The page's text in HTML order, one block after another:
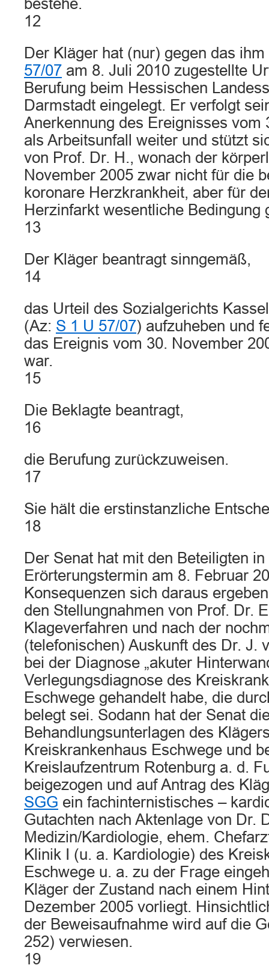
bestehe.
12
Der Kläger hat (nur) gegen das
57/07 am 8. Juli 2010 zugestellte
Berufung beim Hessischen
Darmstadt eingelegt. Er verfolgt
Anerkennung des Ereignisses vom
als Arbeitsunfall weiter und stützt
von Prof. Dr. H., wonach der
November 2005 zwar nicht für die
koronare Herzkrankheit, aber für
Herzinfarkt wesentliche Bedingung
13
Der Kläger beantragt sinngemäß,
14
das Urteil des Sozialgerichts
(Az: S 1 U 57/07) aufzuheben und
das Ereignis vom 30. November
war.
15
Die Beklagte beantragt,
16
die Berufung zurückzuweisen.
17
Sie hält die erstinstanzliche
18
Der Senat hat mit den Beteiligten
Erörterungstermin am 8. Februar
Konsequenzen sich daraus
den Stellungnahmen von Prof. Dr.
Klageverfahren und nach der
(telefonischen) Auskunft des Dr. J.
bei der Diagnose „akuter
Verlegungsdiagnose des
Eschwege gehandelt habe, die
belegt sei. Sodann hat der Senat
Behandlungsunterlagen des
Kreiskrankenhaus Eschwege und
Kreislaufzentrum Rotenburg a. d.
beigezogen und auf Antrag des
SGG ein fachinternistisches –
Gutachten nach Aktenlage von Dr.
Medizin/Kardiologie, ehem.
Klinik I (u. a. Kardiologie) des
Eschwege u. a. zu der Frage
Kläger der Zustand nach einem
Dezember 2005 vorliegt.
der Beweisaufnahme wird auf die
252) verwiesen.
19